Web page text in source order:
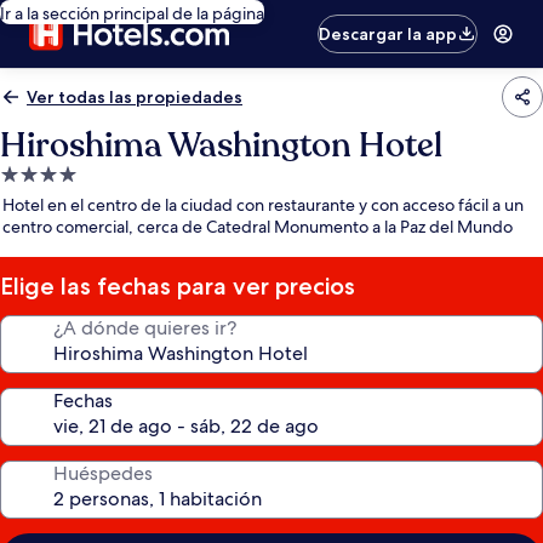
Ir a la sección principal de la página
Descargar la app
Ver todas las propiedades
Hiroshima Washington Hotel
Propiedad
de
4.0
estrellas
Hotel en el centro de la ciudad con restaurante y con acceso fácil a un
centro comercial, cerca de Catedral Monumento a la Paz del Mundo
Elige las fechas para ver precios
¿A dónde quieres ir?
Fechas
Huéspedes